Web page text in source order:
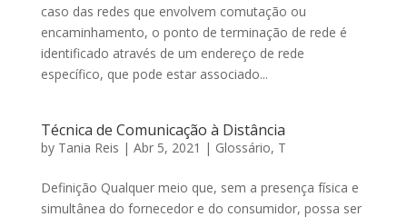
caso das redes que envolvem comutação ou
encaminhamento, o ponto de terminação de rede é
identificado através de um endereço de rede
específico, que pode estar associado...
Técnica de Comunicação à Distância
by Tania Reis | Abr 5, 2021 | Glossário, T
Definição Qualquer meio que, sem a presença física e
simultânea do fornecedor e do consumidor, possa ser